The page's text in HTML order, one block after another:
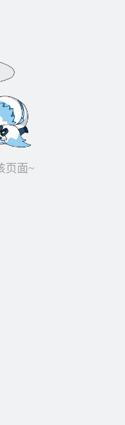
页面~